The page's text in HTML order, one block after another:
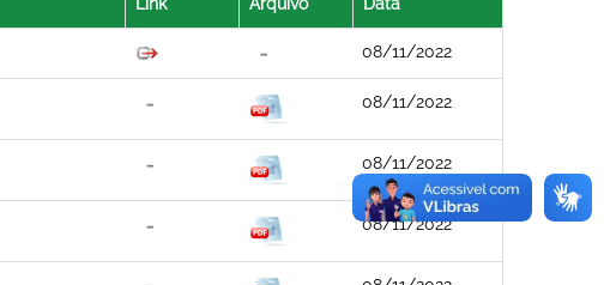
Link Arquivo Data
08/11/2022
08/11/2022
08/11/2022
08/11/2022